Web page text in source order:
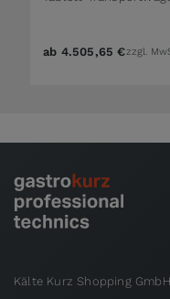
ab 4.505,65 €zzgl.
Kälte Kurz Shopping